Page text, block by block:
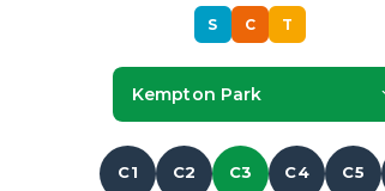
S C T
Kempton Park
C1 C2 C3 C4 C5